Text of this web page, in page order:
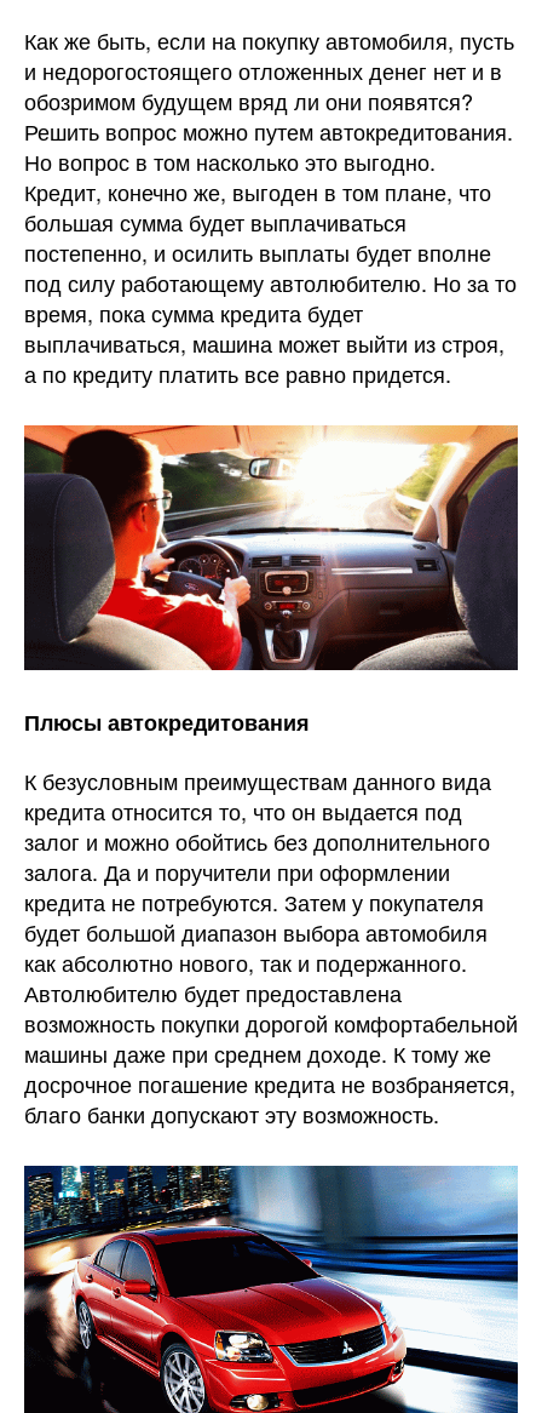
Как же быть, если на покупку автомобиля, пусть
и недорогостоящего отложенных денег нет и в
обозримом будущем вряд ли они появятся?
Решить вопрос можно путем автокредитования.
Но вопрос в том насколько это выгодно.
Кредит, конечно же, выгоден в том плане, что
большая сумма будет выплачиваться
постепенно, и осилить выплаты будет вполне
под силу работающему автолюбителю. Но за то
время, пока сумма кредита будет
выплачиваться, машина может выйти из строя,
а по кредиту платить все равно придется.
Плюсы автокредитования
К безусловным преимуществам данного вида
кредита относится то, что он выдается под
залог и можно обойтись без дополнительного
залога. Да и поручители при оформлении
кредита не потребуются. Затем у покупателя
будет большой диапазон выбора автомобиля
как абсолютно нового, так и подержанного.
Автолюбителю будет предоставлена
возможность покупки дорогой комфортабельной
машины даже при среднем доходе. К тому же
досрочное погашение кредита не возбраняется,
благо банки допускают эту возможность.